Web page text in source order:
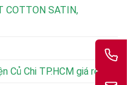
COTTON SATIN,
Củ Chi TP.HCM giá rẻ